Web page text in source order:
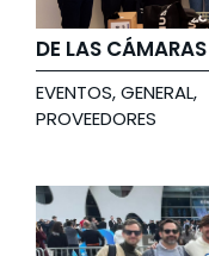
EVENTOS,GENERAL,
PROVEEDORES